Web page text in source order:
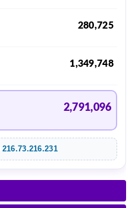
280,725
1,349,748
2,791,096
216.73.216.231